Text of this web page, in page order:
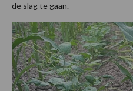
de slag te gaan.